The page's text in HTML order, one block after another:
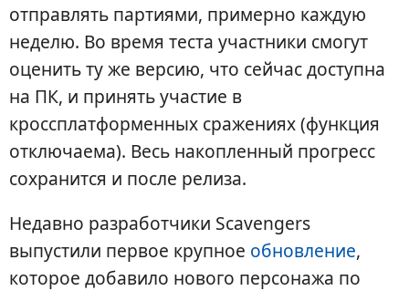
отправлять партиями, примерно каждую
неделю. Во время теста участники смогут
оценить ту же версию, что сейчас доступна
на ПК, и принять участие в
кроссплатформенных сражениях (функция
отключаема). Весь накопленный прогресс
сохранится и после релиза.
Недавно разработчики Scavengers
выпустили первое крупное обновление,
которое добавило нового персонажа по